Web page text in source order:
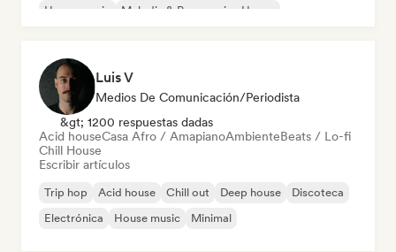
House music
Melodic & Progressive House
Luis V
Medios De Comunicación/Periodista
&gt; 1200 respuestas dadas
Acid houseCasa Afro / AmapianoAmbienteBeats / Lo-fi
Chill House
Escribir artículos
Trip hop Acid house Chill out Deep house
Discoteca
Electrónica
House music Minimal